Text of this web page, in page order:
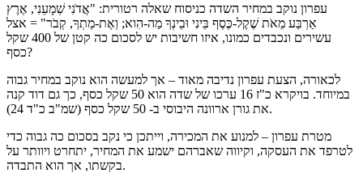
עפרון נוקב במחיר השדה כניסוח שאלה רטורית: "אֲדֹנִי שְׁמָעֵנִי, אֶרֶץ
אַרְבַּע מֵאֹת שֶׁקֶל-כֶּסֶף בֵּינִי וּבֵינְךָ מַה-הִוא; וְאֶת-מֵתְךָ, קְבֹר" = אצל
עשירים ונכבדים כמונו, איזו חשיבות יש לסכום כה קטן של 400 שקל
כסף?
לכאורה, הצעת עפרון נדיבה מאוד – אך למעשה הוא נוקב במחיר גבוה
במיוחד. בויקרא כ"ז 16 ערכו של שדה הוא 50 שקל כסף, כך גם דוד קנה
את גורן ארוונה היבוסי ב- 50 שקל כסף (שמ"ב כ"ד 24).
מטרת עפרון – למנוע את המכירה, וייתכן כי נקב בסכום כה גבוה כדי
לטרפד את העסקה, וקיווה שאברהם ישמע את המחיר, יתחרט ויוותר על
בקשתו, אך הוא התבדה.